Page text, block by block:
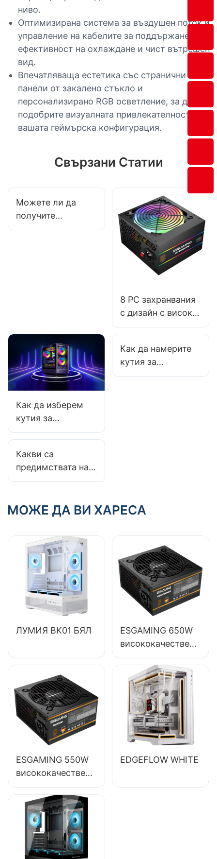
ниво.
Оптимизирана система за въздушен поток и
управление на кабелите за поддържане на
ефективност на охлаждане и чист вътрешен
вид.
Впечатляваща естетика със странични
панели от закалено стъкло и
персонализирано RGB осветление, за да
подобрите визуалната привлекателност на
вашата геймърска конфигурация.
Свързани Статии
Можете ли да
получите
безплатни
8 PC захранвания
с дизайн с висока
плътност за
ограничено
пространство
Как да изберем
кутия за
геймърски
ръководството за
вас!
Как да намерите
кутия за
геймърски
Какви са
предимствата на
алуминиевата
геймърски
компютър?
МОЖЕ ДА ВИ ХАРЕСА
ЛУМИЯ BK01 БЯЛ
ESGAMING 650W
висококачествено
захранване за
настолни
компютри с 85%
ефективност,
пълномодулно,
80+ бронзово,
ESB650W
ESGAMING 550W
висококачествени
захранвания за
настолни
компютри с 85%
ефективност, 80+
бронзови
сертификати
EDGEFLOW WHITE